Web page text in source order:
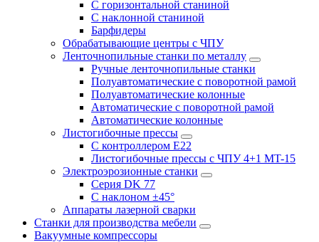
С горизонтальной станиной
С наклонной станиной
Барфидеры
Обрабатывающие центры с ЧПУ
Ленточнопильные станки по металлу
Ручные ленточнопильные станки
Полуавтоматические с поворотной рамой
Полуавтоматические колонные
Автоматические с поворотной рамой
Автоматические колонные
Листогибочные прессы
С контроллером E22
Листогибочные прессы с ЧПУ 4+1 MT-15
Электроэрозионные станки
Серия DK 77
С наклоном ±45°
Аппараты лазерной сварки
Станки для производства мебели
Вакуумные компрессоры